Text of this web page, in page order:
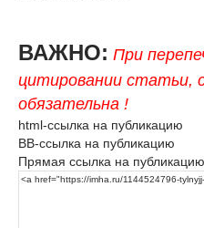
ВАЖНО: При
цитировании статьи,
обязательна !
html-ссылка на публикацию
BB-ссылка на публикацию
Прямая ссылка на публикацию